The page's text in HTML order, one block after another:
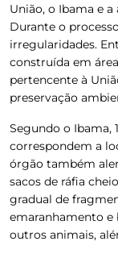
União, o Ibama e
Durante o
irregularidades.
construída em
pertencente à
preservação
Segundo o Ibama,
correspondem a
órgão também
sacos de ráfia
gradual de
emaranhamento
outros animais,